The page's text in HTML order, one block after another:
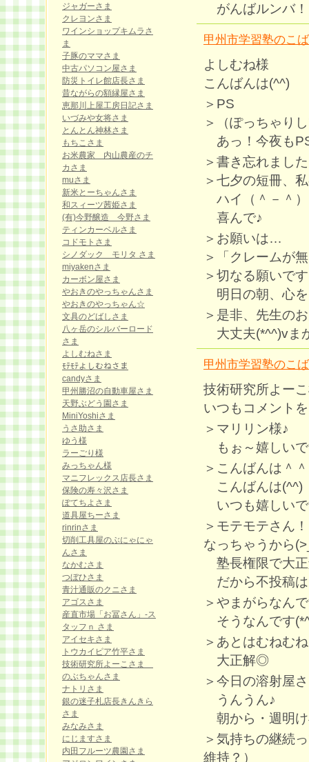
がんばルンバ
甲州市学習塾のこ
よしむね様
こんばんは(^^)
＞PS
＞（ぽっちゃり
あっ！今夜も
＞書き忘れまし
＞七夕の短冊、
ハイ（＾－＾）
喜んで♪
＞お願いは…
＞「クレームが
＞切なる願いで
明日の朝、心
＞是非、先生の
大丈夫(*^^)vま
甲州市学習塾のこ
技術研究所よー
いつもコメント
＞マリリン様♪
もぉ～嬉しい
＞こんばんは＾
こんばんは(^^)
いつも嬉しい
＞モテモテさん
なっちゃうから
塾長権限で大
だから不投稿
＞やまがらなん
そうなんです
＞あとはむねむ
大正解◎
＞今日の溶射屋
うんうん♪
朝から・週明け
＞気持ちの継続
維持？）
ジャガーさま
クレヨンさま
ワインショップキムラさ
ま
子豚のママさま
中古パソコン屋さま
防災トイレ館店長さま
昔ながらの額縁屋さま
恵那川上屋工房日記さま
いづみや女将さま
とんとん神林さま
もちこさま
お米農家 内山農産のチ
カさま
muさま
新米とーちゃんさま
和スィーツ茜姫さま
(有)今野醸造 今野さま
ティンカーベルさま
コドモトさま
シノダック モリタ さま
miyakenさま
カーボン屋さま
やおきのやっちゃんさま
やおきのやっちゃん☆
文具のどばしさま
八ヶ岳のシルバーロード
さま
よしむねさま
ﾓﾃﾓﾃよしむねさま
candyさま
甲州勝沼の自動車屋さま
天野ぶどう園さま
MiniYoshiさま
うさ助さま
ゆう様
ラーごり様
みっちゃん様
マニフレックス店長さま
保険の寿々沢さま
ぽてちよさま
道具屋ちーさま
rinrinさま
切削工具屋のぶにゃにゃ
んさま
なかむさま
つぼひさま
青汁通販のクニさま
アゴスさま
産直市場「お冨さん」-ス
タッフｎ さま
アイセキさま
トウカイピア竹平さま
技術研究所よーこさま
のぶちゃんさま
ナトリさま
銀の迷子札店長きんきら
さま
みなみさま
にじますさま
内田フルーツ農園さま